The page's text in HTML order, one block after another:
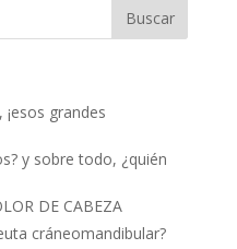
grandes
y sobre todo, ¿quién
DE CABEZA
cráneomandibular?